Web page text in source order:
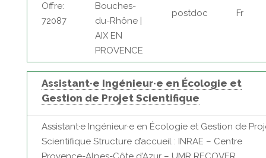
Offre:
72087
Bouches-
du-Rhône |
AIX EN
PROVENCE
postdoc Fr
Assistant·e Ingénieur·e en Écologie et
Gestion de Projet Scientifique
Assistant·e Ingénieur·e en Écologie et Gestion de
Scientifique Structure d’accueil : INRAE – Centre